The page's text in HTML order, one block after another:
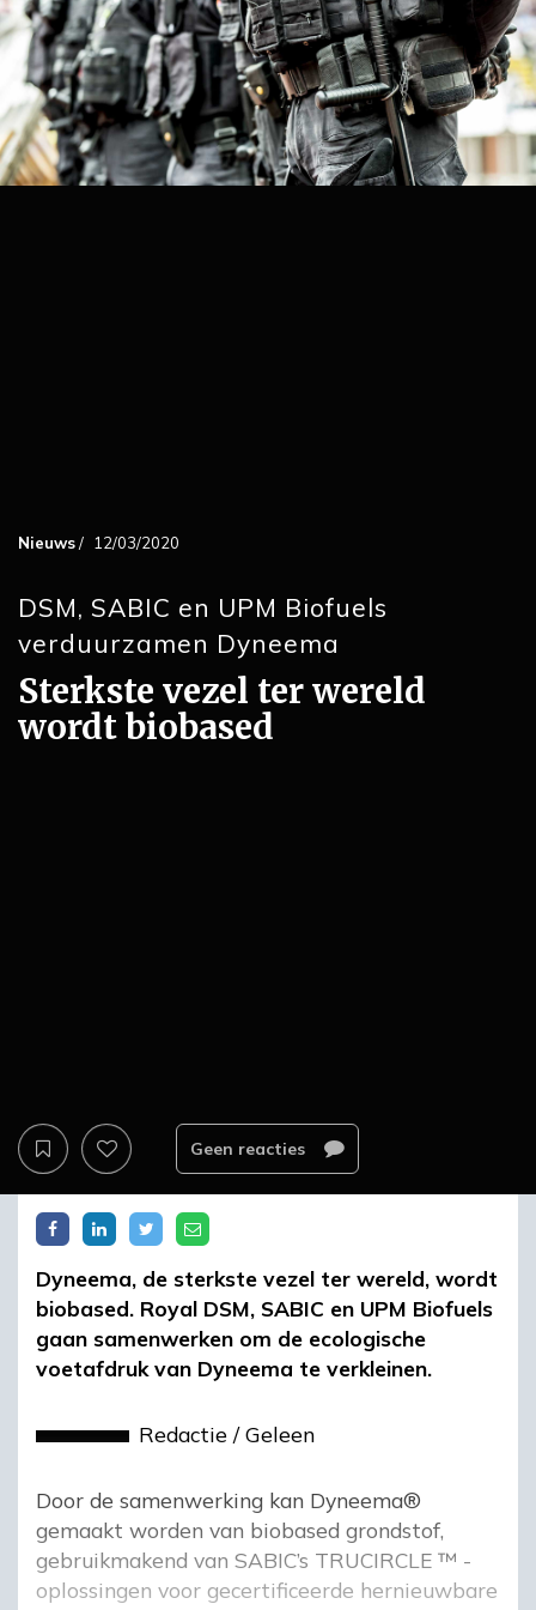
Nieuws/ 12/03/2020
DSM, SABIC en UPM Biofuels
verduurzamen Dyneema
Sterkste vezel ter wereld
wordt biobased
Geen reacties
Dyneema, de sterkste vezel ter wereld, wordt
biobased. Royal DSM, SABIC en UPM Biofuels
gaan samenwerken om de ecologische
voetafdruk van Dyneema te verkleinen.
Redactie /Geleen
Door de samenwerking kan Dyneema®
gemaakt worden van biobased grondstof,
gebruikmakend van SABIC’s TRUCIRCLE ™ -
oplossingen voor gecertificeerde hernieuwbare